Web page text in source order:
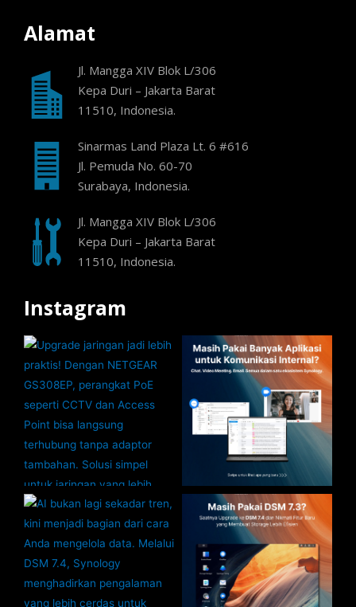
Alamat
Jl. Mangga XIV Blok L/306
Kepa Duri – Jakarta Barat
11510, Indonesia.
Sinarmas Land Plaza Lt. 6 #616
Jl. Pemuda No. 60-70
Surabaya, Indonesia.
Jl. Mangga XIV Blok L/306
Kepa Duri – Jakarta Barat
11510, Indonesia.
Instagram